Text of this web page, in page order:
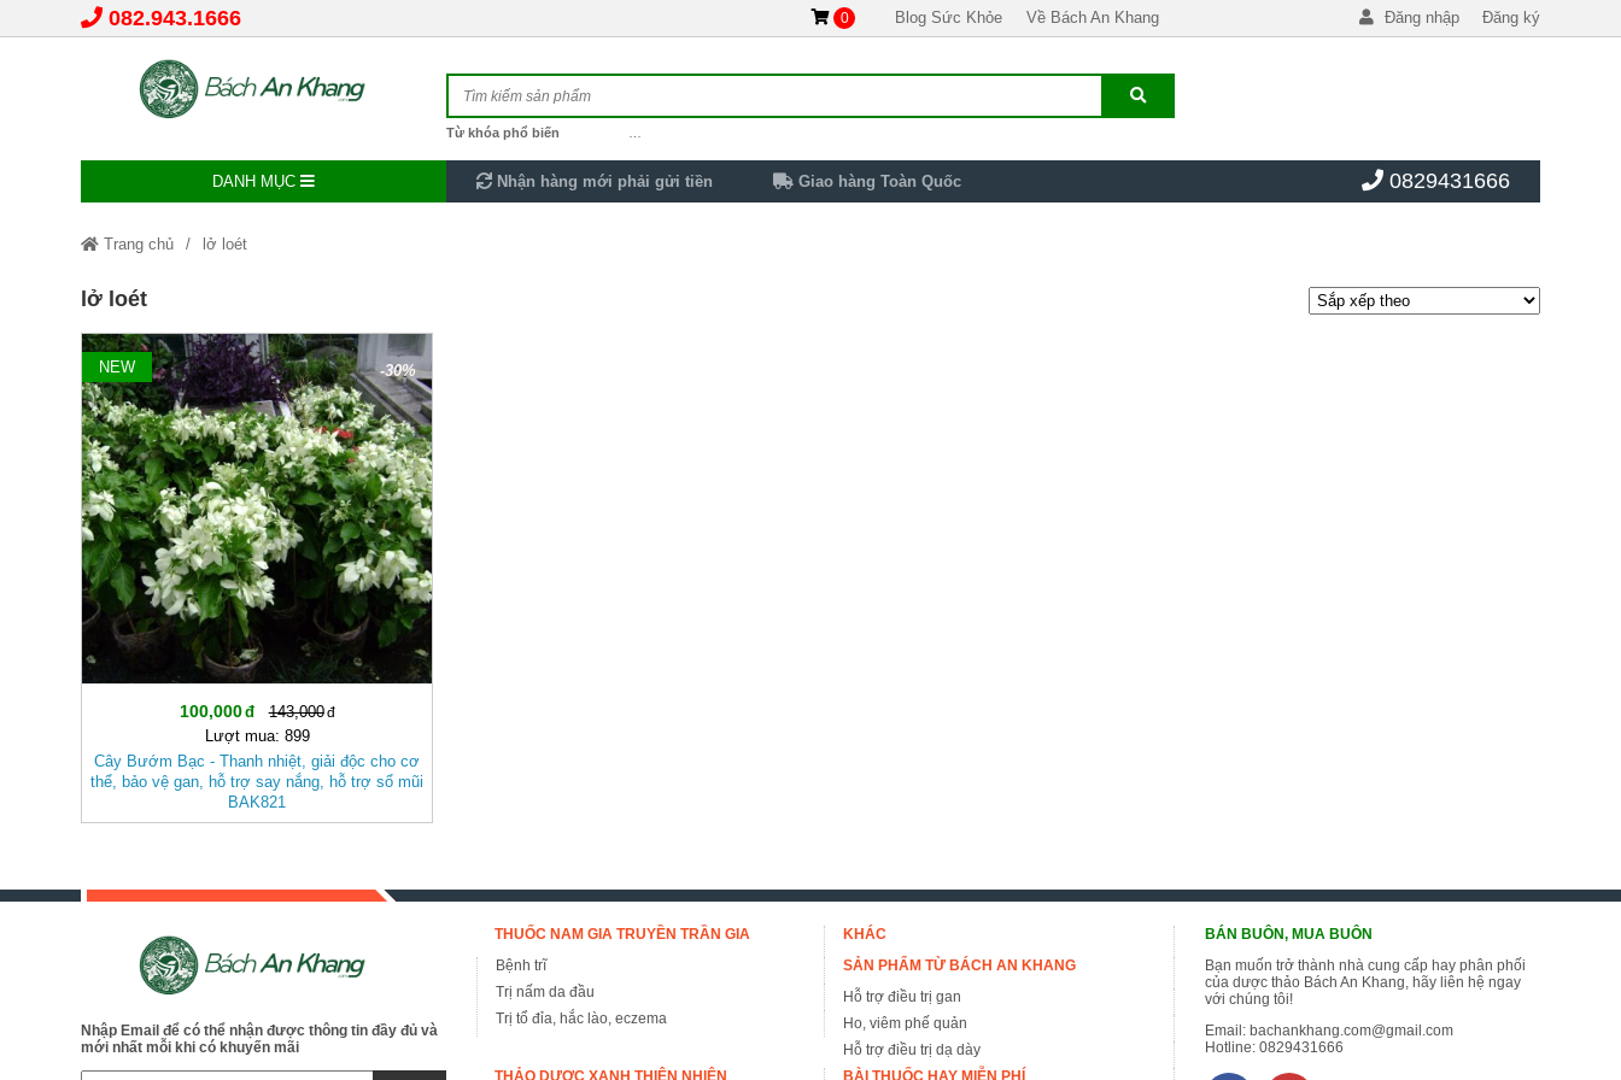
082.943.1666 0 Blog Sức Khỏe Về Bách An Khang Đăng nhập Đăng ký
Từ khóa phổ biến
DANH MỤC Nhận hàng mới phải gửi tiền Giao hàng Toàn Quốc 0829431666
Trang chủ lở loét
lở loét
-30%
NEW
100,000
143,000
Lượt mua: 899
Cây Bướm Bạc - Thanh nhiệt, giải độc cho cơ
thể, bảo vệ gan, hỗ trợ say nắng, hỗ trợ sổ mũi
BAK821
Nhập Email để có thể nhận được thông tin đầy đủ và
mới nhất mỗi khi có khuyến mãi
THUỐC NAM GIA TRUYỀN TRẦN GIA
Bệnh trĩ
Trị nấm da đầu
Trị tổ đỉa, hắc lào, eczema
KHÁC
SẢN PHẨM TỪ BÁCH AN KHANG
Hỗ trợ điều trị gan
Ho, viêm phế quản
Hỗ trợ điều trị dạ dày
THẢO DƯỢC XANH THIÊN NHIÊN
BÀI THUỐC HAY MIỄN PHÍ
BÁN BUÔN, MUA BUÔN
Bạn muốn trở thành nhà cung cấp hay phân phối
của dược thảo Bách An Khang, hãy liên hệ ngay
với chúng tôi!
Email:bachankhang.com@gmail.com
Hotline:0829431666